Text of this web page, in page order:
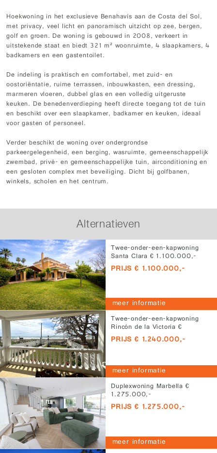
Hoekwoning in het exclusieve Benahavís aan de Costa del Sol,
met privacy, veel licht en panoramisch uitzicht op zee, bergen,
golf en groen. De woning is gebouwd in 2008, verkeert in
uitstekende staat en biedt 321 m² woonruimte, 4 slaapkamers, 4
badkamers en een gastentoilet.
De indeling is praktisch en comfortabel, met zuid- en
oostoriëntatie, ruime terrassen, inbouwkasten, een dressing,
marmeren vloeren, dubbel glas en een volledig uitgeruste
keuken. De benedenverdieping heeft directe toegang tot de tuin
en beschikt over een slaapkamer, badkamer en keuken, ideaal
voor gasten of personeel.
Verder beschikt de woning over ondergrondse
parkeergelegenheid, een berging, wasruimte, gemeenschappelijk
zwembad, privé- en gemeenschappelijke tuin, airconditioning en
een gesloten complex met beveiliging. Dicht bij golfbanen,
winkels, scholen en het centrum.
Alternatieven
Twee-onder-een-kapwoning
Santa Clara € 1.100.000,-
PRIJS € 1.100.000,-
meer informatie
Twee-onder-een-kapwoning
Rincón de la Victoria €
1.240.000,-
PRIJS € 1.240.000,-
meer informatie
Duplexwoning Marbella €
1.275.000,-
PRIJS € 1.275.000,-
meer informatie